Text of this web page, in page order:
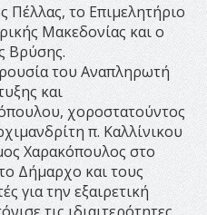
το Επιμελητήριο
Μακεδονίας και ο
Βρύσης.
του Αναπληρωτή
και
χοροστατούντος
π. Καλλίνικου
Χαρακόπουλος στο
Δήμαρχο και τους
για την εξαιρετική
τις ιδιαιτερότητες